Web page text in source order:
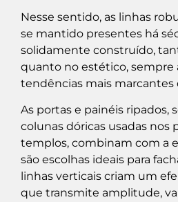
Nesse sentido, as linhas
se mantido presentes há
solidamente construído,
quanto no estético, sempre
tendências mais marcantes
As portas e painéis ripados,
colunas dóricas usadas nos
templos, combinam com a
são escolhas ideais para
linhas verticais criam um
que transmite amplitude,